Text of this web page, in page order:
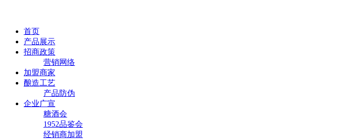
首页
产品展示
招商政策
营销网络
加盟商家
酿造工艺
产品防伪
企业广宣
糖酒会
1952品鉴会
经销商加盟